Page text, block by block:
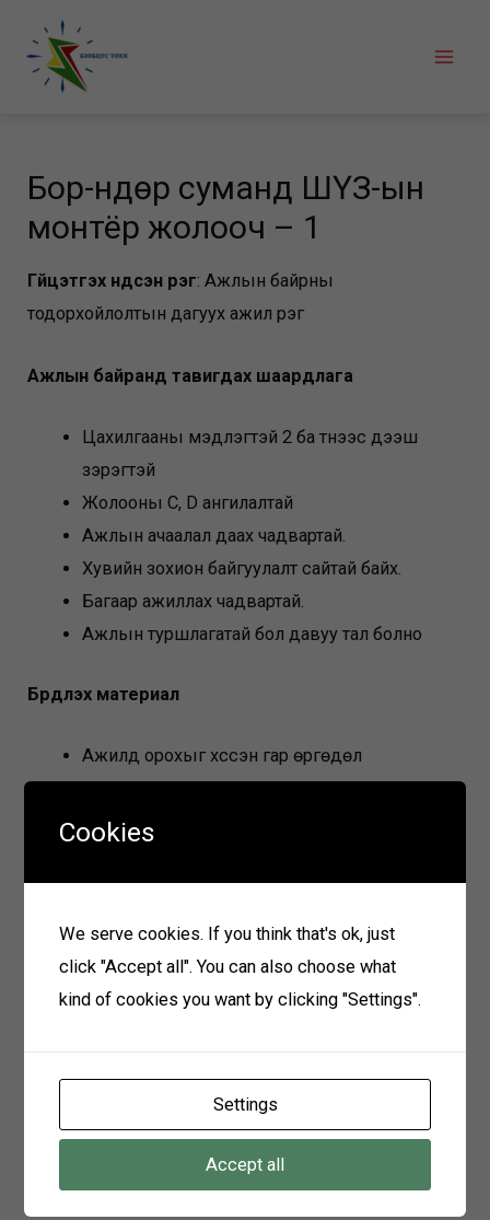
content
Бор-Өндөр суманд ШҮЗ-ын
монтёр жолооч – 1
Гүйцэтгэх үндсэн үүрэг: Ажлын байрны
тодорхойлолтын дагуух ажил үүрэг
Ажлын байранд тавигдах шаардлага
Цахилгааны мэдлэгтэй 2 ба түүнээс дээш
зэрэгтэй
Жолооны C, D ангилалтай
Ажлын ачаалал даах чадвартай.
Хувийн зохион байгуулалт сайтай байх.
Багаар ажиллах чадвартай.
Ажлын туршлагатай бол давуу тал болно
Бүрдүүлэх материал
Ажилд орохыг хүссэн гар өргөдөл
Анкет
Боловсрол диплом, мэргэжлийн үнэмлэхийн
Иргэний үнэмлэхийн хуулбар
Материал хүлээн авах
Хаяг:Говьсүмбэр аймаг Сүмбэр сум 2-р баг
Cookies
We serve cookies. If you think that's ok, just
click "Accept all". You can also choose what
kind of cookies you want by clicking "Settings".
Settings
Accept all